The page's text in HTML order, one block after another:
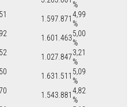
%
1.597.871 4,99
%
1.601.4635,00
%
1.027.8473,21
%
1.631.511 5,09
%
1.543.881 4,82
%